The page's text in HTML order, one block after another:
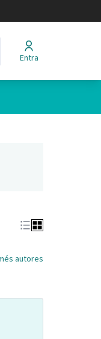
Entra
autores